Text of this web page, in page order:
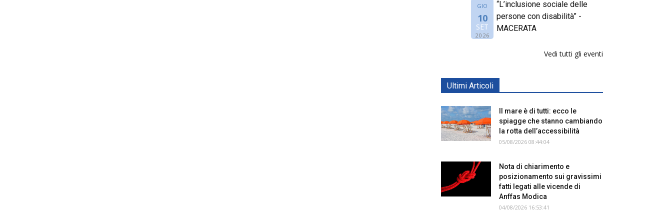
GIO
10
SET
2026
“L’inclusione sociale delle
persone con disabilità” -
MACERATA
Vedi tutti gli eventi
Ultimi Articoli
Il mare è di tutti: ecco le
spiagge che stanno cambiando
la rotta dell’accessibilità
05/08/2026 08:44:04
Nota di chiarimento e
posizionamento sui gravissimi
fatti legati alle vicende di
Anffas Modica
04/08/2026 16:53:41